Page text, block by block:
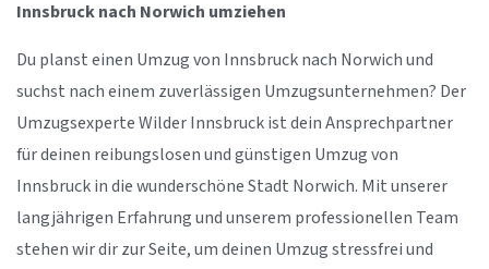
Innsbruck nach Norwich umziehen
Du planst einen Umzug von Innsbruck nach Norwich und
suchst nach einem zuverlässigen Umzugsunternehmen? Der
Umzugsexperte Wilder Innsbruck ist dein Ansprechpartner
für deinen reibungslosen und günstigen Umzug von
Innsbruck in die wunderschöne Stadt Norwich. Mit unserer
langjährigen Erfahrung und unserem professionellen Team
stehen wir dir zur Seite, um deinen Umzug stressfrei und